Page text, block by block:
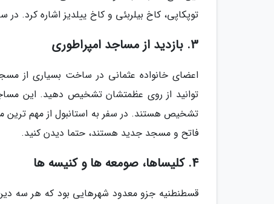
توپکاپی، کاخ بیلربئی و کاخ ییلدیز اشاره کرد. در
3. بازدید از مساجد امپراطوری
اعضای خانواده عثمانی در ساخت بسیاری از
توانید از روی عظمتشان تشخیص دهید. این
تشخیص هستند. در سفر به استانبول از مهم
فاتح و مسجد جدید هستند، حتما دیدن کنید.
4. کلیساها، صومعه ها و کنیسه ها
قسطنطنیه جزو معدود شهرهایی بود که هر سه